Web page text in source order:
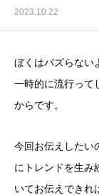
2023.10.22
ぼくはバズらない
一時的に流行って
からです。
今回お伝えしたい
にトレンドを生み
いてお伝えできれ